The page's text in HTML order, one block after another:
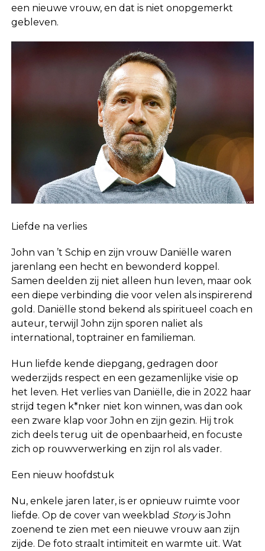
een nieuwe vrouw, en dat is niet onopgemerkt
gebleven.
Liefde na verlies
John van ’t Schip en zijn vrouw Daniëlle waren
jarenlang een hecht en bewonderd koppel.
Samen deelden zij niet alleen hun leven, maar ook
een diepe verbinding die voor velen als inspirerend
gold. Daniëlle stond bekend als spiritueel coach en
auteur, terwijl John zijn sporen naliet als
international, toptrainer en familieman.
Hun liefde kende diepgang, gedragen door
wederzijds respect en een gezamenlijke visie op
het leven. Het verlies van Daniëlle, die in 2022 haar
strijd tegen k*nker niet kon winnen, was dan ook
een zware klap voor John en zijn gezin. Hij trok
zich deels terug uit de openbaarheid, en focuste
zich op rouwverwerking en zijn rol als vader.
Een nieuw hoofdstuk
Nu, enkele jaren later, is er opnieuw ruimte voor
liefde. Op de cover van weekblad Storyis John
zoenend te zien met een nieuwe vrouw aan zijn
zijde. De foto straalt intimiteit en warmte uit. Wat